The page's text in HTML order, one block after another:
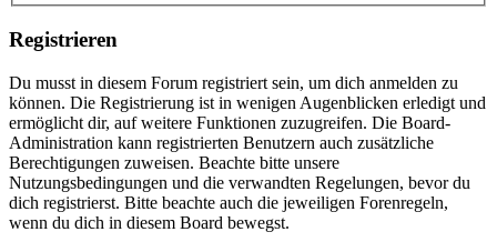
Registrieren
Du musst in diesem Forum registriert sein, um dich anmelden zu
können. Die Registrierung ist in wenigen Augenblicken erledigt und
ermöglicht dir, auf weitere Funktionen zuzugreifen. Die Board-
Administration kann registrierten Benutzern auch zusätzliche
Berechtigungen zuweisen. Beachte bitte unsere
Nutzungsbedingungen und die verwandten Regelungen, bevor du
dich registrierst. Bitte beachte auch die jeweiligen Forenregeln,
wenn du dich in diesem Board bewegst.